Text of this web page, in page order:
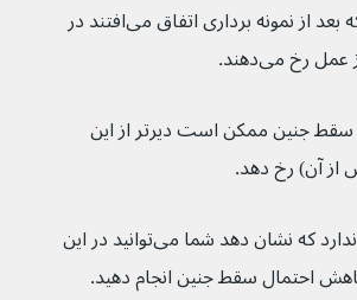
بیشتر سقط‌هایی که بعد از نمونه برداری اتفاق می‌افتند در
سقط جنین ممکن است دیرتر از این
هیچ مدرکی وجود ندارد که نشان دهد شما می‌توانید در این
احتمال سقط جنین انجام دهید.